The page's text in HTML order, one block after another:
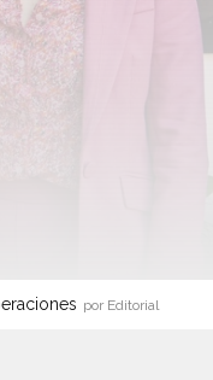
por Editorial